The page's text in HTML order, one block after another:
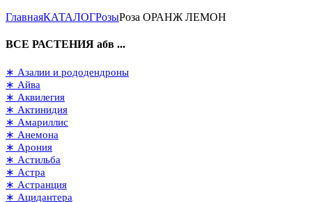
ГлавнаяКАТАЛОГРозыРоза ОРАНЖ ЛЕМОН
ВСЕ РАСТЕНИЯ абв ...
∗ Азалии и рододендроны
∗ Айва
∗ Аквилегия
∗ Актинидия
∗ Амариллис
∗ Анемона
∗ Арония
∗ Астильба
∗ Астра
∗ Астранция
∗ Ацидантера